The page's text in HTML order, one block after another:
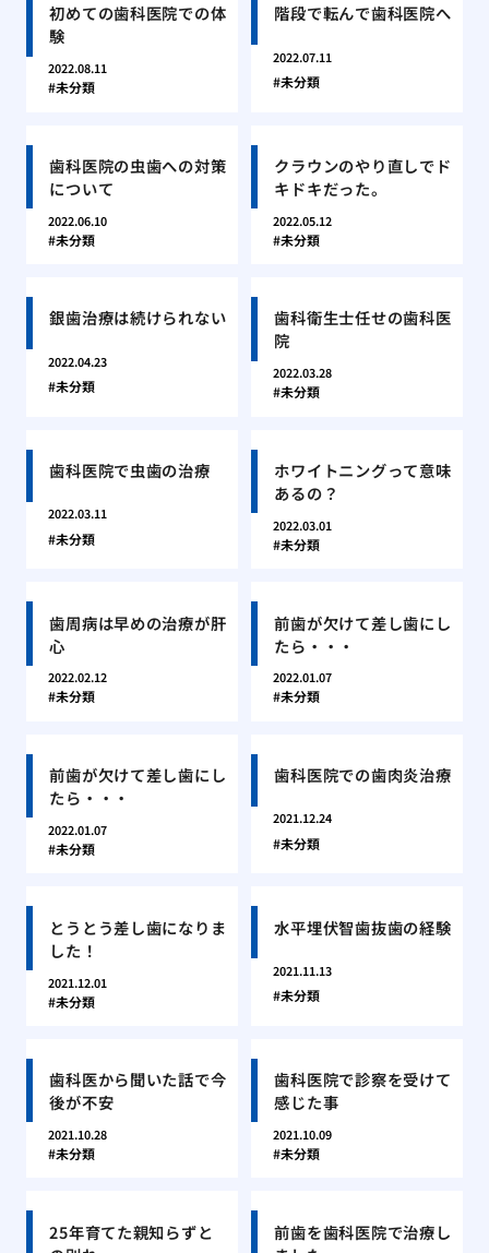
初めての歯科医院での体
験
2022.08.11
未分類
階段で転んで歯科医院へ
2022.07.11
未分類
歯科医院の虫歯への対策
について
2022.06.10
未分類
クラウンのやり直しでド
キドキだった。
2022.05.12
未分類
銀歯治療は続けられない
2022.04.23
未分類
歯科衛生士任せの歯科医
院
2022.03.28
未分類
歯科医院で虫歯の治療
2022.03.11
未分類
ホワイトニングって意味
あるの？
2022.03.01
未分類
歯周病は早めの治療が肝
心
2022.02.12
未分類
前歯が欠けて差し歯にし
たら・・・
2022.01.07
未分類
前歯が欠けて差し歯にし
たら・・・
2022.01.07
未分類
歯科医院での歯肉炎治療
2021.12.24
未分類
とうとう差し歯になりま
した！
2021.12.01
未分類
水平埋伏智歯抜歯の経験
2021.11.13
未分類
歯科医から聞いた話で今
後が不安
2021.10.28
未分類
歯科医院で診察を受けて
感じた事
2021.10.09
未分類
25年育てた親知らずと
前歯を歯科医院で治療し